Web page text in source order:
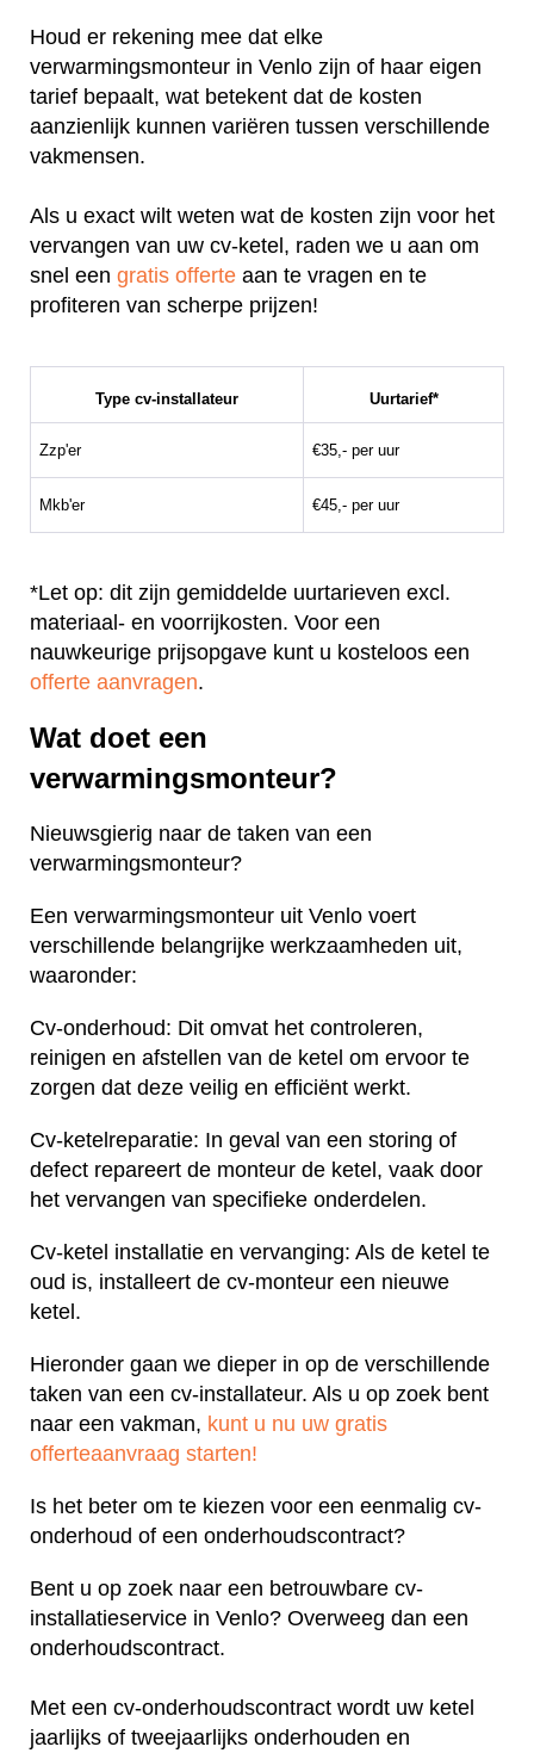
Houd er rekening mee dat elke
verwarmingsmonteur in Venlo zijn of haar eigen
tarief bepaalt, wat betekent dat de kosten
aanzienlijk kunnen variëren tussen verschillende
vakmensen.
Als u exact wilt weten wat de kosten zijn voor het
vervangen van uw cv-ketel, raden we u aan om
snel een gratis offerte aan te vragen en te
profiteren van scherpe prijzen!
Type cv-installateur Uurtarief*
Zzp'er €35,- per uur
Mkb'er €45,- per uur
*Let op: dit zijn gemiddelde uurtarieven excl.
materiaal- en voorrijkosten. Voor een
nauwkeurige prijsopgave kunt u kosteloos een
offerte aanvragen.
Wat doet een
verwarmingsmonteur?
Nieuwsgierig naar de taken van een
verwarmingsmonteur?
Een verwarmingsmonteur uit Venlo voert
verschillende belangrijke werkzaamheden uit,
waaronder:
Cv-onderhoud: Dit omvat het controleren,
reinigen en afstellen van de ketel om ervoor te
zorgen dat deze veilig en efficiënt werkt.
Cv-ketelreparatie: In geval van een storing of
defect repareert de monteur de ketel, vaak door
het vervangen van specifieke onderdelen.
Cv-ketel installatie en vervanging: Als de ketel te
oud is, installeert de cv-monteur een nieuwe
ketel.
Hieronder gaan we dieper in op de verschillende
taken van een cv-installateur. Als u op zoek bent
naar een vakman, kunt u nu uw gratis
offerteaanvraag starten!
Is het beter om te kiezen voor een eenmalig cv-
onderhoud of een onderhoudscontract?
Bent u op zoek naar een betrouwbare cv-
installatieservice in Venlo? Overweeg dan een
onderhoudscontract.
Met een cv-onderhoudscontract wordt uw ketel
jaarlijks of tweejaarlijks onderhouden en